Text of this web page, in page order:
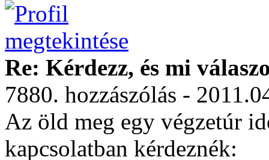
Re: Kérdezz, és mi
7880. hozzászólás -
Az öld meg egy végzetúr
kapcsolatban kérdeznék: